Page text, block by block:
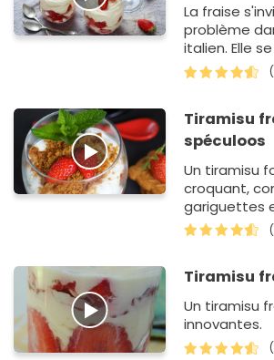
La fraise
problème
italien. Elle
parfaitement
moelleux de
Tiramisu
spéculoos
Un tiramisu
croquant,
gariguettes
Tiramisu
Un tiramisu
innovantes.